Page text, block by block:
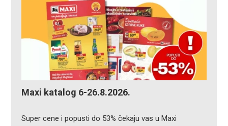
Maxi katalog 6-26.8.2026.
Super cene i popusti do 53% čekaju vas u Maxi